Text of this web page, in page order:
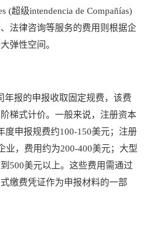
(超级intendencia de Compañías)
法律咨询等服务的费用则根据企
弹性空间。
报的申报收取固定规费，该费
梯式计价。一般来说，注册资本
度申报规费约100-150美元；注册
业，费用约为200-400美元；大型
500美元以上。这些费用需通过
缴费凭证作为申报材料的一部